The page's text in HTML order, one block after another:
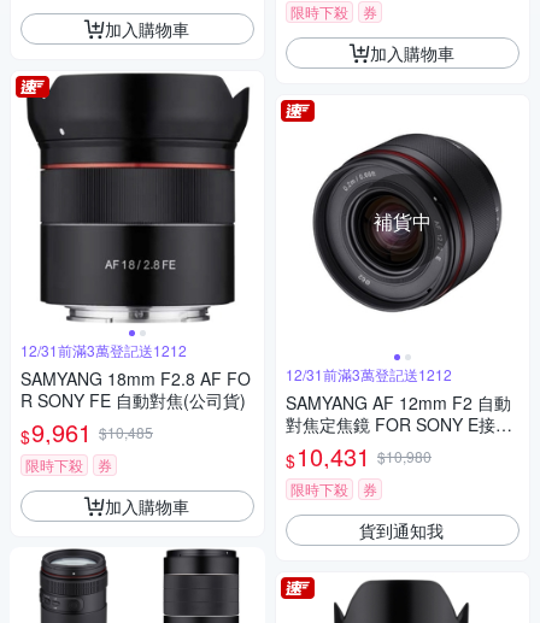
加入購物車
12/31前滿3萬登記送1212
SAMYANG 18mm F2.8 AF FO
R SONY FE 自動對焦(公司貨)
$9,961 $10,485
限時下殺
券
加入購物車
限時下殺
券
加入購物車
補貨中
12/31前滿3萬登記送1212
SAMYANG AF 12mm F2 自動
對焦定焦鏡 FOR SONY E接環
(公司貨)
$10,431 $10,980
限時下殺
券
貨到通知我